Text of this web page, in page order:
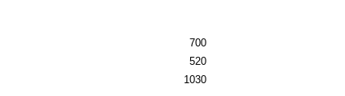
700
520
1030